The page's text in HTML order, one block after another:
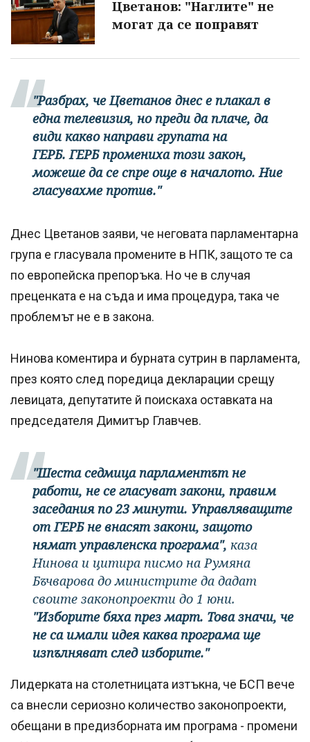
Цветанов: "Наглите" не
могат да се поправят
"Разбрах, че Цветанов днес е плакал в
една телевизия, но преди да плаче, да
види какво направи групата на
ГЕРБ. ГЕРБ промениха този закон,
можеше да се спре още в началото. Ние
гласувахме против."
Днес Цветанов заяви, че неговата парламентарна
група е гласувала промените в НПК, защото те са
по европейска препоръка. Но че в случая
преценката е на съда и има процедура, така че
проблемът не е в закона.
Нинова коментира и бурната сутрин в парламента,
през която след поредица декларации срещу
левицата, депутатите й поискаха оставката на
председателя Димитър Главчев.
"Шеста седмица парламентът не
работи, не се гласуват закони, правим
заседания по 23 минути. Управляващите
от ГЕРБ не внасят закони, защото
нямат управленска програма", каза
Нинова и цитира писмо на Румяна
Бъчварова до министрите да дадат
своите законопроекти до 1 юни.
"Изборите бяха през март. Това значи, че
не са имали идея каква програма ще
изпълняват след изборите."
Лидерката на столетницата изтъкна, че БСП вече
са внесли сериозно количество законопроекти,
обещани в предизборната им програма - промени